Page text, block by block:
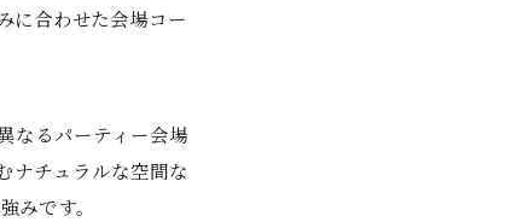
に合わせた会場コー
なるパーティー会場
ナチュラルな空間な
みです。